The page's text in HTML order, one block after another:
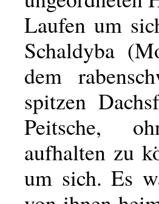
Laufen um
Schaldyba
dem
spitzen
Peitsche,
aufhalten zu
um sich. Es